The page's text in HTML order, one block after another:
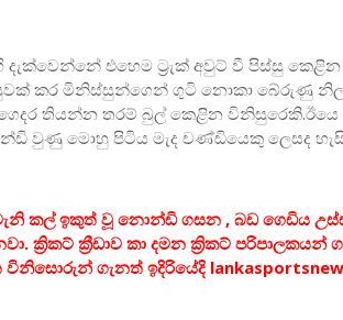
දැක්වෙන්නේ එහෙම ට්‍රැක් අවුට් වී පිස්සු
කර මිනිස්සුන්ගෙන් ගුටි නොකා බේරුණු
තියන්න තරම් බුල් කෙළින විනිසුරෙකි.ඊයෙ
වුණු මොහු පිටිය මැද චණ්ඩියෙකු ලෙසද
කල් ඉකුත් වූ නොන්ඩි ගසන , බඩ ගෙඩිය
ක්‍රිකට් ක්‍රීඩාව කා දමන ක්‍රිකට්
විනිසොරුන් ගැනත් ඉදිරියේදි